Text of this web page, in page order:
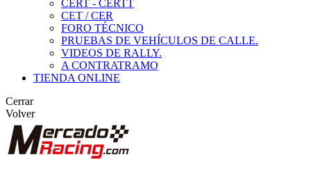
CERT - CERTT
CET / CER
FORO TÉCNICO
PRUEBAS DE VEHÍCULOS DE CALLE.
VIDEOS DE RALLY.
A CONTRATRAMO
TIENDA ONLINE
Cerrar
Volver